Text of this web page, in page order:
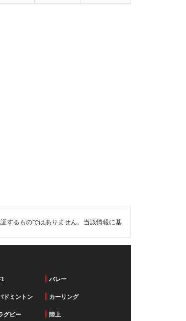
するものではありません。当該情報に基
バレー
ドミントン カーリング
グビー 陸上